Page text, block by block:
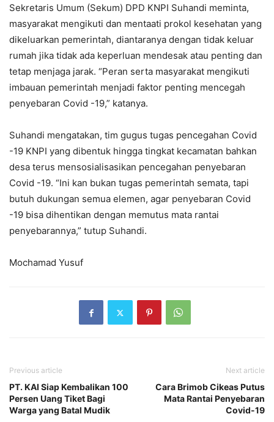
Sekretaris Umum (Sekum) DPD KNPI Suhandi meminta,
masyarakat mengikuti dan mentaati prokol kesehatan yang
dikeluarkan pemerintah, diantaranya dengan tidak keluar
rumah jika tidak ada keperluan mendesak atau penting dan
tetap menjaga jarak. “Peran serta masyarakat mengikuti
imbauan pemerintah menjadi faktor penting mencegah
penyebaran Covid -19,” katanya.
Suhandi mengatakan, tim gugus tugas pencegahan Covid
-19 KNPI yang dibentuk hingga tingkat kecamatan bahkan
desa terus mensosialisasikan pencegahan penyebaran
Covid -19. “Ini kan bukan tugas pemerintah semata, tapi
butuh dukungan semua elemen, agar penyebaran Covid
-19 bisa dihentikan dengan memutus mata rantai
penyebarannya,” tutup Suhandi.
Mochamad Yusuf
Previous article
PT. KAI Siap Kembalikan 100
Persen Uang Tiket Bagi
Warga yang Batal Mudik
Next article
Cara Brimob Cikeas Putus
Mata Rantai Penyebaran
Covid-19